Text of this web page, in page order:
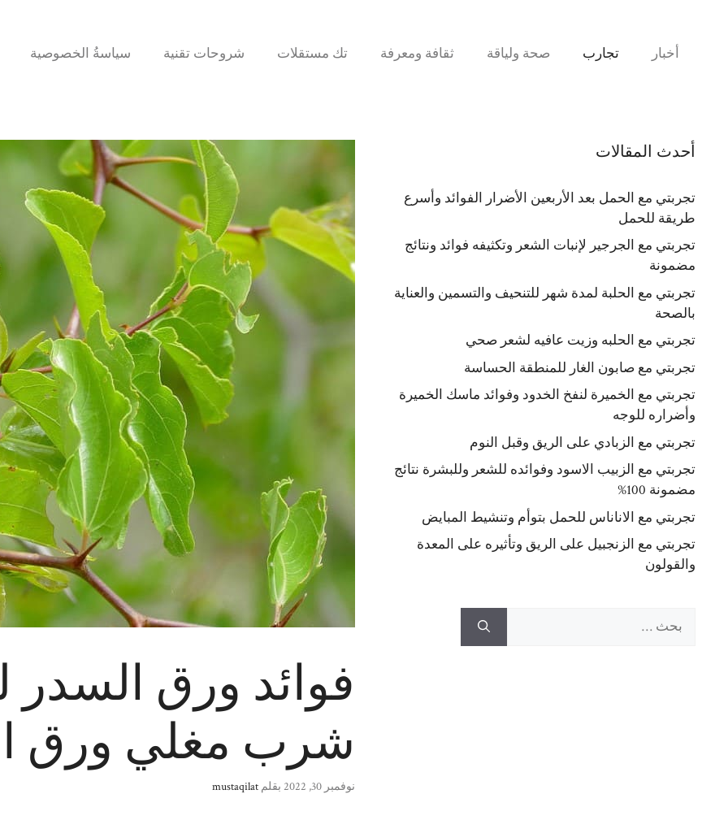
أخبار تجارب صحة ولياقة ثقافة ومعرفة تك مستقلات شروحات تقنية سياسةُ الخصوصية
فوائد ورق السدر
شرب مغلي ورق
نوفمبر 30, 2022 بقلمmustaqilat
أحدث المقالات
تجربتي مع الحمل بعد الأربعين الأضرار الفوائد وأسرع
طريقة للحمل
تجربتي مع الجرجير لإنبات الشعر وتكثيفه فوائد ونتائج
مضمونة
تجربتي مع الحلبة لمدة شهر للتنحيف والتسمين والعناية
بالصحة
تجربتي مع الحلبه وزيت عافيه لشعر صحي
تجربتي مع صابون الغار للمنطقة الحساسة
تجربتي مع الخميرة لنفخ الخدود وفوائد ماسك الخميرة
وأضراره للوجه
تجربتي مع الزبادي على الريق وقبل النوم
تجربتي مع الزبيب الاسود وفوائده للشعر وللبشرة نتائج
مضمونة 100%
تجربتي مع الاناناس للحمل بتوأم وتنشيط المبايض
تجربتي مع الزنجبيل على الريق وتأثيره على المعدة
والقولون
عن: